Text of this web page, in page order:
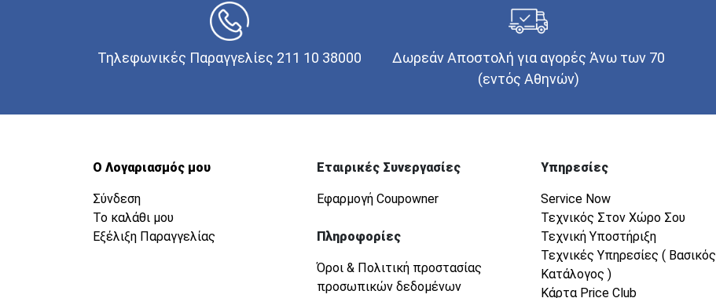
Τηλεφωνικές Παραγγελίες 211 10 38000
Δωρεάν Αποστολή για αγορές Άνω των 70
(εντός Αθηνών)
Ο Λογαριασμός μου
Σύνδεση
Το καλάθι μου
Εξέλιξη Παραγγελίας
Εταιρικές Συνεργασίες
Εφαρμογή Coupowner
Πληροφορίες
Όροι & Πολιτική προστασίας
προσωπικών δεδομένων
Υπηρεσίες
Service Now
Τεχνικός Στον Χώρο Σου
Τεχνική Υποστήριξη
Τεχνικές Υπηρεσίες ( Βασικός
Κατάλογος )
Κάρτα Price Club